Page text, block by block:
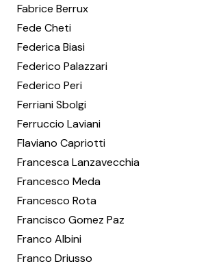
Fabrice Berrux
Fede Cheti
Federica Biasi
Federico Palazzari
Federico Peri
Ferriani Sbolgi
Ferruccio Laviani
Flaviano Capriotti
Francesca Lanzavecchia
Francesco Meda
Francesco Rota
Francisco Gomez Paz
Franco Albini
Franco Driusso